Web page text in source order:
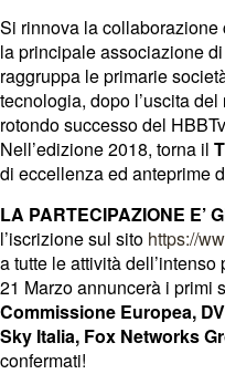
Si rinnova la collaborazione
la principale associazione
raggruppa le primarie
tecnologia, dopo l’uscita del
rotondo successo del
Nell’edizione 2018, torna il
di eccellenza ed anteprime
LA PARTECIPAZIONE E’
l’iscrizione sul sito https://
a tutte le attività
21 Marzo annuncerà i primi
Commissione Europea,
Sky Italia, Fox Networks
confermati!